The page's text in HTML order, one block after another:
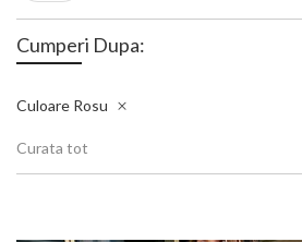
Cumperi Dupa:
Culoare Rosu
Curata tot